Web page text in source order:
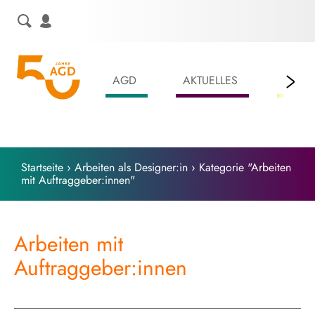
AGD AKTUELLES
Startseite › Arbeiten als Designer:in › Kategorie "Arbeiten
mit Auftraggeber:innen"
Arbeiten mit
Auftraggeber:innen